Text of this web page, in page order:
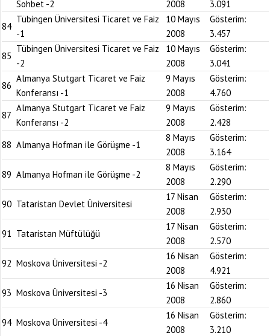
Sohbet -2 2008
3.091
84
Tübingen Üniversitesi Ticaret ve Faiz
-1
10 Mayıs
2008
Gösterim:
3.457
85
Tübingen Üniversitesi Ticaret ve Faiz
-2
10 Mayıs
2008
Gösterim:
3.041
86
Almanya Stutgart Ticaret ve Faiz
Konferansı -1
9 Mayıs
2008
Gösterim:
4.760
87
Almanya Stutgart Ticaret ve Faiz
Konferansı -2
9 Mayıs
2008
Gösterim:
2.428
88 Almanya Hofman ile Görüşme -1
8 Mayıs
2008
Gösterim:
3.164
89 Almanya Hofman ile Görüşme -2
8 Mayıs
2008
Gösterim:
2.290
90 Tataristan Devlet Üniversitesi
17 Nisan
2008
Gösterim:
2.930
91 Tataristan Müftülüğü
17 Nisan
2008
Gösterim:
2.570
92 Moskova Üniversitesi -2
16 Nisan
2008
Gösterim:
4.921
93 Moskova Üniversitesi -3
16 Nisan
2008
Gösterim:
2.860
94 Moskova Üniversitesi -4
16 Nisan
2008
Gösterim:
3.210